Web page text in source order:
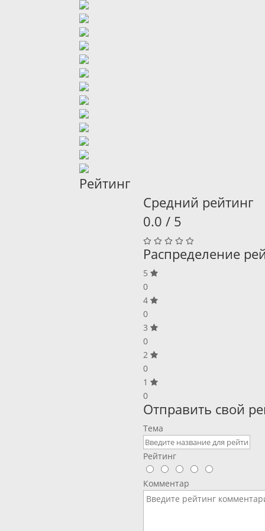
Рейтинг
Средний рейтинг
0.0 / 5
Распределение
5
0
4
0
3
0
2
0
1
0
Отправить свой
Тема
Рейтинг
Комментар